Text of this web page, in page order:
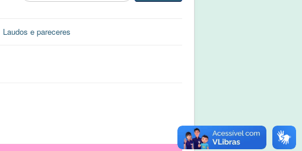
Laudos e pareceres